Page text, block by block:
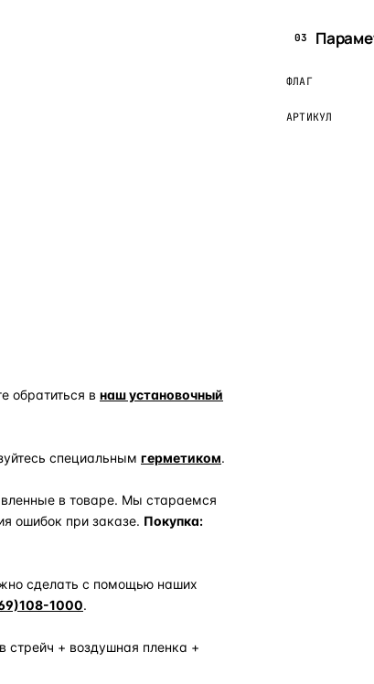
обратиться в наш установочный
специальным герметиком.
в товаре. Мы стараемся
ошибок при заказе. Покупка:
сделать с помощью наших
1000.
стрейч + воздушная пленка +
03
ФЛАГ
АРТИКУЛ